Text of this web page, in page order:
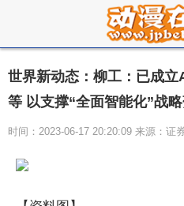
世界新动态：柳工：已成
等 以支撑“全面智能化”战
时间：2023-06-17 20:20:09 来源：证